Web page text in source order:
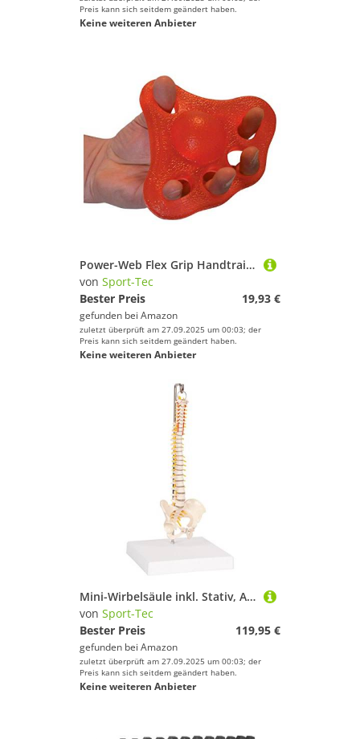
Preis kann sich seitdem geändert haben.
Keine weiteren Anbieter
Power-Web Flex Grip Handtrainer Fingertrainer Unterarmtrainer: Mittel, Rot
von Sport-Tec
Bester Preis
19,93 €
gefunden bei Amazon
zuletzt überprüft am 27.09.2025 um 00:03; der
Preis kann sich seitdem geändert haben.
Keine weiteren Anbieter
Mini-Wirbelsäule inkl. Stativ, Anatomie Modell, anatomisches Lehrmittel, 30 cm
von Sport-Tec
Bester Preis
119,95 €
gefunden bei Amazon
zuletzt überprüft am 27.09.2025 um 00:03; der
Preis kann sich seitdem geändert haben.
Keine weiteren Anbieter